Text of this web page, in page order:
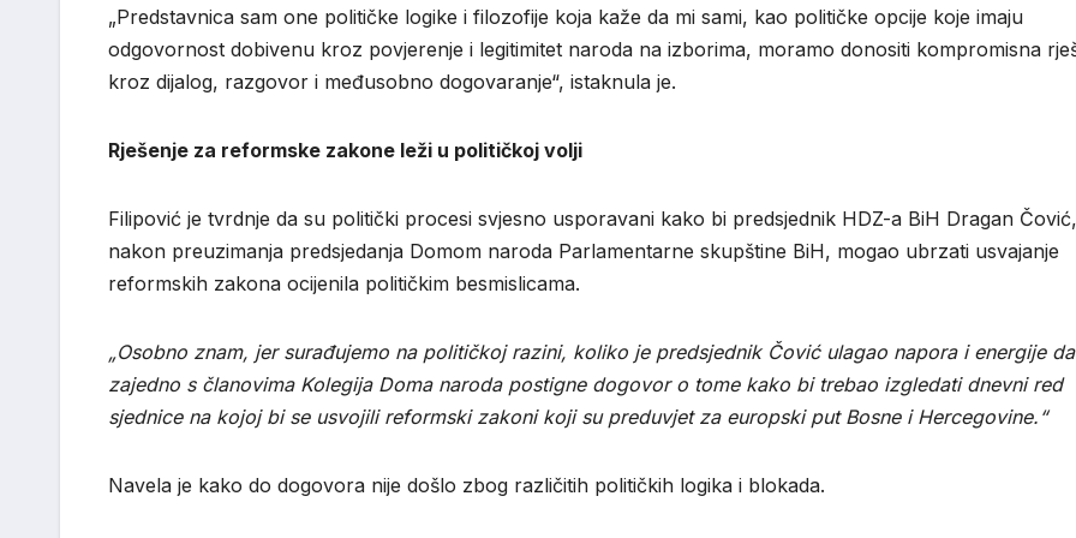
„Predstavnica sam one političke logike i filozofije koja kaže da mi sami, kao političke opcije koje imaju
odgovornost dobivenu kroz povjerenje i legitimitet naroda na izborima, moramo donositi kompromisna
kroz dijalog, razgovor i međusobno dogovaranje“, istaknula je.
Rješenje za reformske zakone leži u političkoj volji
Filipović je tvrdnje da su politički procesi svjesno usporavani kako bi predsjednik HDZ-a BiH Dragan Čović,
nakon preuzimanja predsjedanja Domom naroda Parlamentarne skupštine BiH, mogao ubrzati usvajanje
reformskih zakona ocijenila političkim besmislicama.
„Osobno znam, jer surađujemo na političkoj razini, koliko je predsjednik Čović ulagao napora i energije da
zajedno s članovima Kolegija Doma naroda postigne dogovor o tome kako bi trebao izgledati dnevni red
sjednice na kojoj bi se usvojili reformski zakoni koji su preduvjet za europski put Bosne i Hercegovine.“
Navela je kako do dogovora nije došlo zbog različitih političkih logika i blokada.